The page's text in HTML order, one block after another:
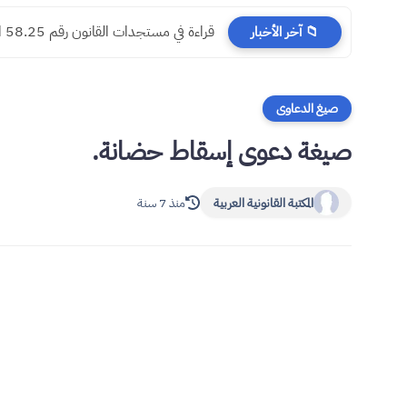
📁 آخر الأخبار ​قراءة في مستجدات القانون رقم 58.25 المتعلق بالمسطرة المدنية
صيغ الدعاوى
صيغة دعوى إسقاط حضانة.
المكتبة القانونية العربية منذ 7 سنة